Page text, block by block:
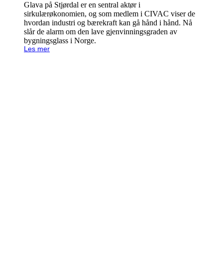
Glava på Stjørdal er en sentral aktør i
sirkulærøkonomien, og som medlem i CIVAC viser de
hvordan industri og bærekraft kan gå hånd i hånd. Nå
slår de alarm om den lave gjenvinningsgraden av
bygningsglass i Norge.
Les mer